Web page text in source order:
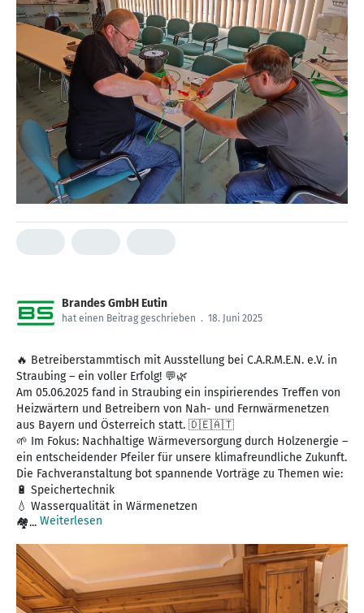
Brandes GmbH Eutin
hat einen Beitrag geschrieben . 18. Juni 2025
🔥 Betreiberstammtisch mit Ausstellung bei C.A.R.M.E.N. e.V. in
Straubing – ein voller Erfolg! 💬🌿
Am 05.06.2025 fand in Straubing ein inspirierendes Treffen von
Heizwärtern und Betreibern von Nah- und Fernwärmenetzen
aus Bayern und Österreich statt. 🇩🇪🇦🇹
🌱 Im Fokus: Nachhaltige Wärmeversorgung durch Holzenergie –
ein entscheidender Pfeiler für unsere klimafreundliche Zukunft.
Die Fachveranstaltung bot spannende Vorträge zu Themen wie:
🔋 Speichertechnik
💧 Wasserqualität in Wärmenetzen
🏘... Weiterlesen